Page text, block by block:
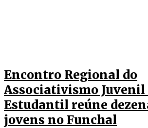
Encontro Regional do
Associativismo Juvenil
Estudantil reúne
jovens no Funchal